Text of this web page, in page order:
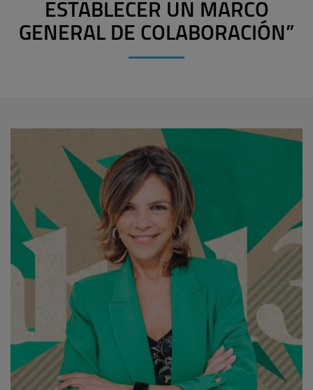
ESTABLECER UN MARCO
GENERAL DE COLABORACIÓN”